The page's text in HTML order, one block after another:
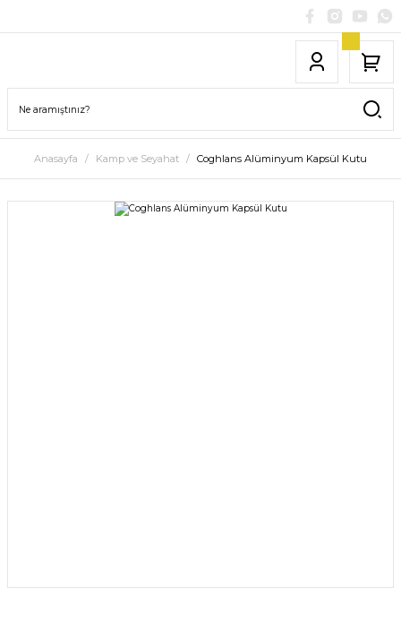
Anasayfa Kamp ve Seyahat Coghlans Alüminyum Kapsül Kutu